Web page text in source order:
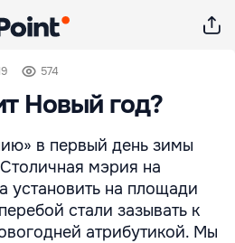
574
Новый год?
в первый день зимы
мэрия на
установить на площади
стали зазывать к
атрибутикой. Мы